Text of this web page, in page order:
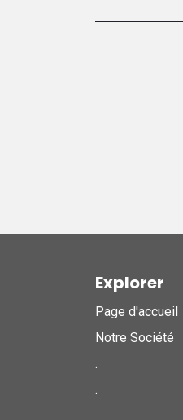
Explorer
Page d'accueil
Notre Société
.
.